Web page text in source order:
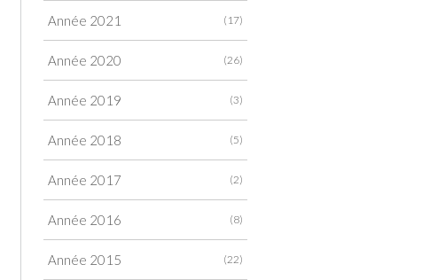
(17)
Année 2021
(26)
Année 2020
(3)
Année 2019
(5)
Année 2018
(2)
Année 2017
(8)
Année 2016
(22)
Année 2015